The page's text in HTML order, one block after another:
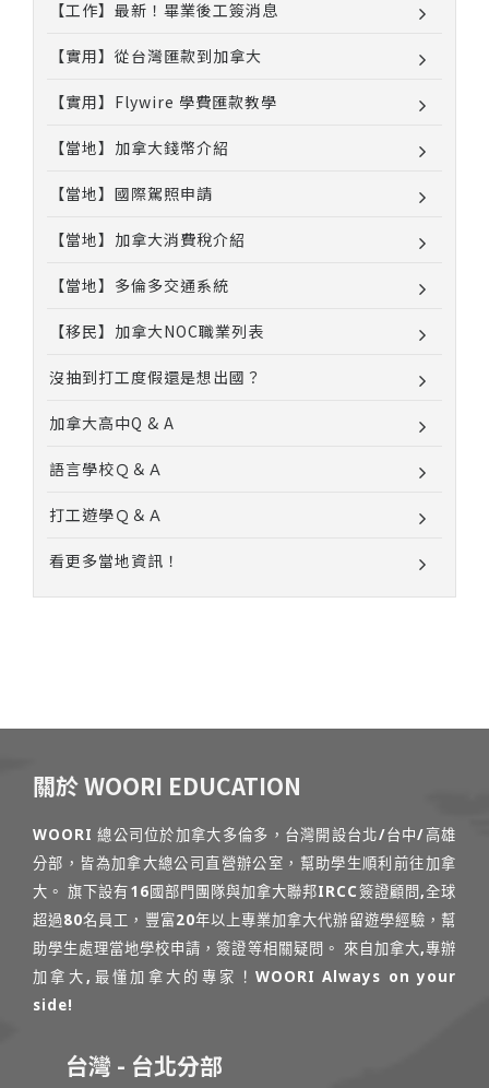
【工作】最新！畢業後工簽消息
【實用】從台灣匯款到加拿大
【實用】Flywire 學費匯款教學
【當地】加拿大錢幣介紹
【當地】國際駕照申請
【當地】加拿大消費稅介紹
【當地】多倫多交通系統
【移民】加拿大NOC職業列表
沒抽到打工度假還是想出國？
加拿大高中Q & A
語言學校Ｑ＆Ａ
打工遊學Ｑ＆Ａ
看更多當地資訊！
關於 WOORI EDUCATION
WOORI 總公司位於加拿大多倫多，台灣開設台北/台中/高雄
分部，皆為加拿大總公司直營辦公室，幫助學生順利前往加拿
大。 旗下設有16國部門團隊與加拿大聯邦IRCC簽證顧問,全球
超過80名員工，豐富20年以上專業加拿大代辦留遊學經驗，幫
助學生處理當地學校申請，簽證等相關疑問。 來自加拿大,專辦
加拿大,最懂加拿大的專家！WOORI Always on your
side!
台灣 - 台北分部